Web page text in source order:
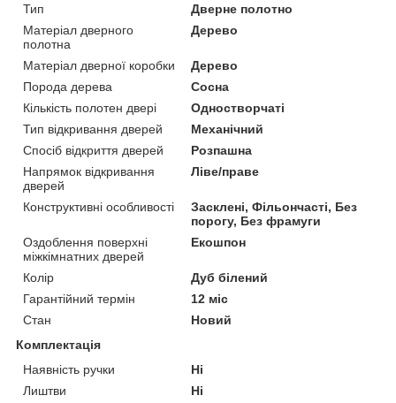
Тип
Дверне полотно
Матеріал дверного
полотна
Дерево
Матеріал дверної коробки
Дерево
Порода дерева
Сосна
Кількість полотен двері
Одностворчаті
Тип відкривання дверей
Механічний
Спосіб відкриття дверей
Розпашна
Напрямок відкривання
дверей
Ліве/праве
Конструктивні особливості
Засклені, Фільончасті, Без
порогу, Без фрамуги
Оздоблення поверхні
міжкімнатних дверей
Екошпон
Колір
Дуб білений
Гарантійний термін
12 міс
Стан
Новий
Комплектація
Наявність ручки
Ні
Лиштви
Ні